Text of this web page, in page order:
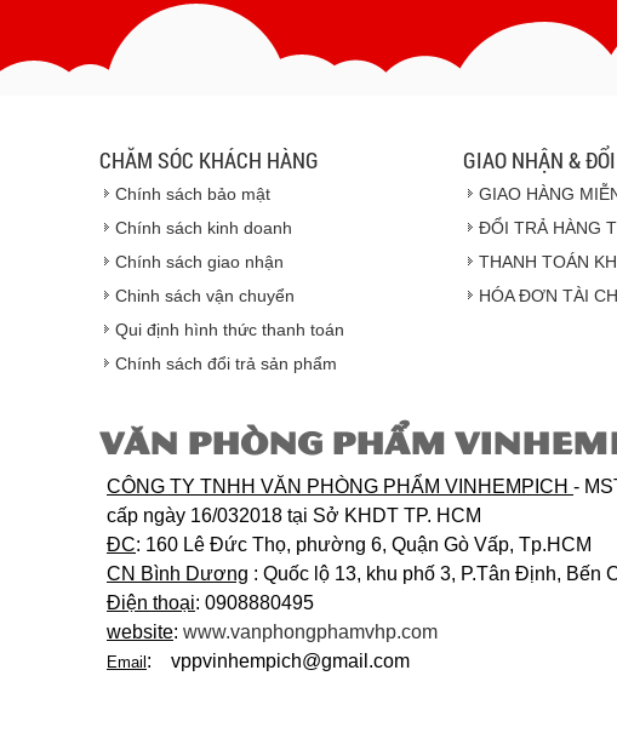
CHĂM SÓC KHÁCH HÀNG
Chính sách bảo mật
Chính sách kinh doanh
Chính sách giao nhận
Chinh sách vận chuyển
Qui định hình thức thanh toán
Chính sách đổi trả sản phẩm
GIAO NHẬN &
GIAO HÀNG
ĐỔI TRẢ HÀNG
THANH TOÁN
HÓA ĐƠN TÀI
VĂN PHÒNG PHẨM
CÔNG TY TNHH VĂN PHÒNG PHẨM VINHEMPICH -
cấp ngày 16/032018 tại Sở KHDT TP. HCM
ĐC: 160 Lê Đức Thọ, phường 6, Quận Gò Vấp, Tp.HCM
CN Bình Dương : Quốc lộ 13, khu phố 3, P.Tân Định, Bến
Điện thoại: 0908880495
website: www.vanphongphamvhp.com
Email : vppvinhempich@gmail.com